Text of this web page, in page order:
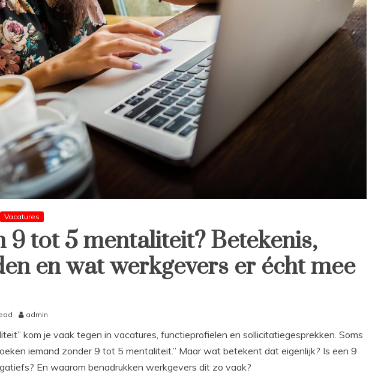
Vacatures
9 tot 5 mentaliteit? Betekenis,
en wat werkgevers er écht mee
admin
kom je vaak tegen in vacatures, functieprofielen en sollicitatiegesprekken. Soms
iemand zonder 9 tot 5 mentaliteit.” Maar wat betekent dat eigenlijk? Is een 9
En waarom benadrukken werkgevers dit zo vaak?